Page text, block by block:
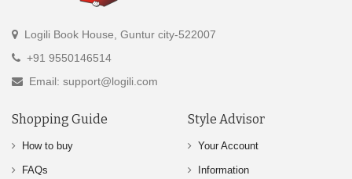
Logili Book House, Guntur city-522007
+91 9550146514
Email: support@logili.com
Shopping Guide
How to buy
FAQs
Style Advisor
Your Account
Information